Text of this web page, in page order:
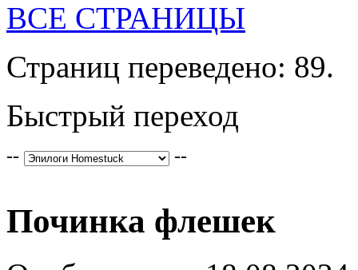
ВСЕ СТРАНИЦЫ
Страниц переведено: 89.
Быстрый переход
-- --
Починка флешек